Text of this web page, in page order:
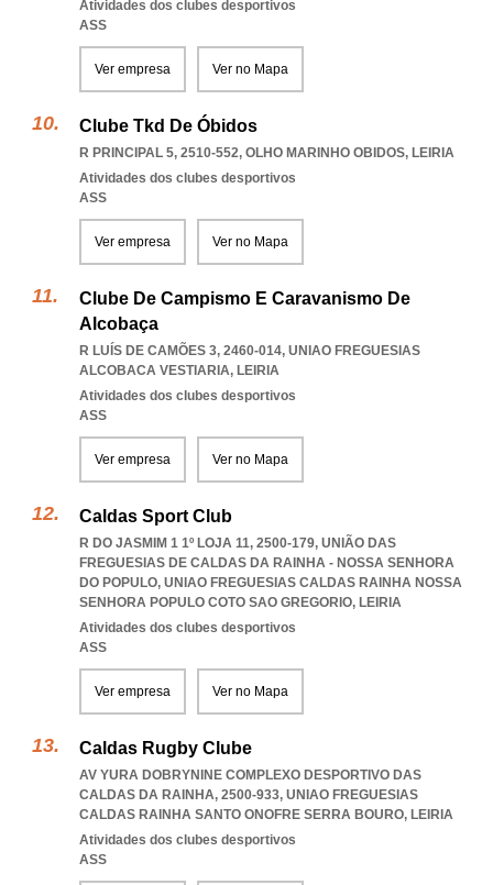
Atividades dos clubes desportivos
ASS
Ver empresa Ver no Mapa
Clube Tkd De Óbidos
R PRINCIPAL 5, 2510-552, OLHO MARINHO OBIDOS, LEIRIA
Atividades dos clubes desportivos
ASS
Ver empresa Ver no Mapa
Clube De Campismo E Caravanismo De
Alcobaça
R LUÍS DE CAMÕES 3, 2460-014, UNIAO FREGUESIAS
ALCOBACA VESTIARIA, LEIRIA
Atividades dos clubes desportivos
ASS
Ver empresa Ver no Mapa
Caldas Sport Club
R DO JASMIM 1 1º LOJA 11, 2500-179, UNIÃO DAS
FREGUESIAS DE CALDAS DA RAINHA - NOSSA SENHORA
DO POPULO, UNIAO FREGUESIAS CALDAS RAINHA NOSSA
SENHORA POPULO COTO SAO GREGORIO, LEIRIA
Atividades dos clubes desportivos
ASS
Ver empresa Ver no Mapa
Caldas Rugby Clube
AV YURA DOBRYNINE COMPLEXO DESPORTIVO DAS
CALDAS DA RAINHA, 2500-933, UNIAO FREGUESIAS
CALDAS RAINHA SANTO ONOFRE SERRA BOURO, LEIRIA
Atividades dos clubes desportivos
ASS